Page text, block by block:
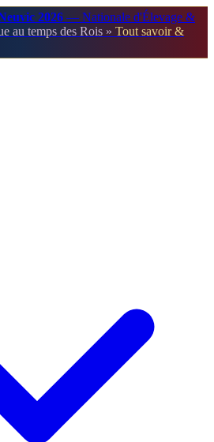
2026 — Nationale d'Élevage &
au temps des Rois » Tout savoir &